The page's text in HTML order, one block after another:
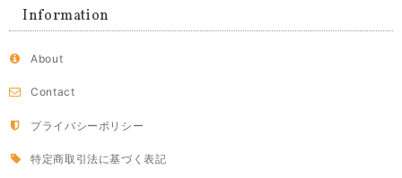
Information
About
Contact
プライバシーポリシー
特定商取引法に基づく表記